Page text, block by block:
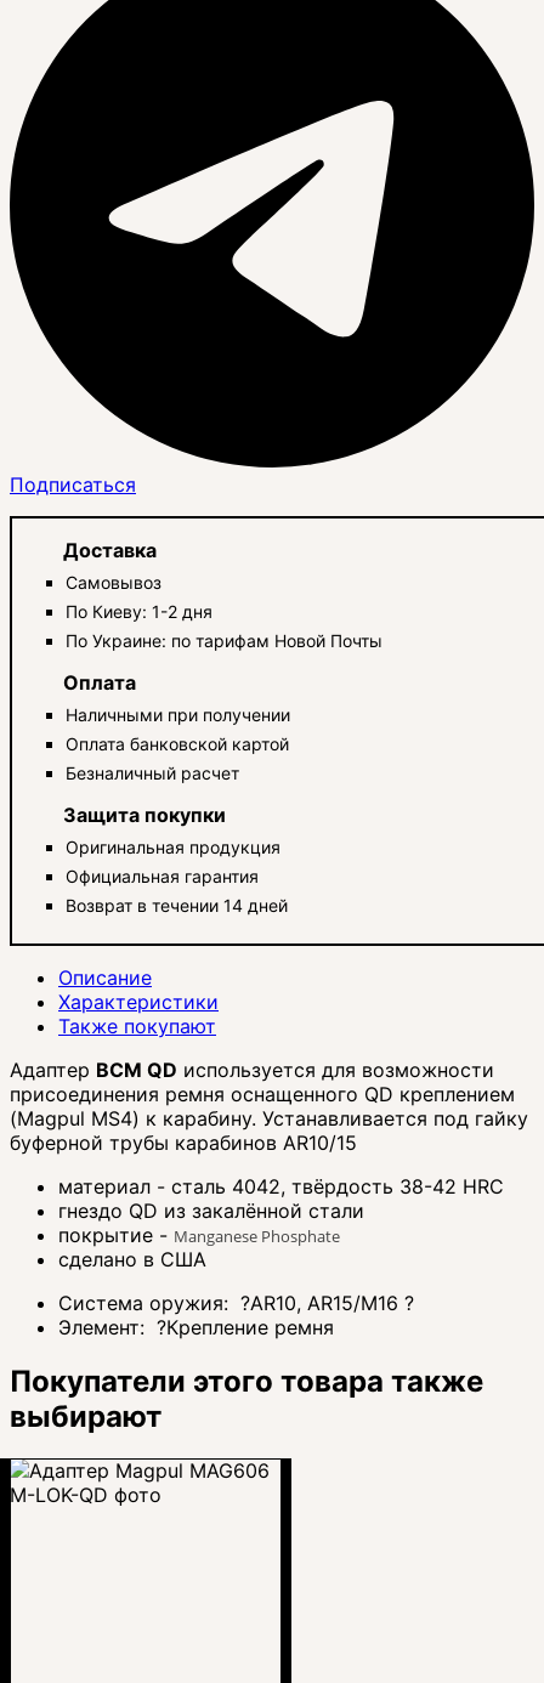
Подписаться
Доставка
Самовывоз
По Киеву: 1-2 дня
По Украине: по тарифам Новой Почты
Оплата
Наличными при получении
Оплата банковской картой
Безналичный расчет
Защита покупки
Оригинальная продукция
Официальная гарантия
Возврат в течении 14 дней
Описание
Характеристики
Также покупают
Адаптер BCM QD используется для возможности
присоединения ремня оснащенного QD креплением
(Magpul MS4) к карабину. Устанавливается под гайку
буферной трубы карабинов AR10/15
материал - сталь 4042, твёрдость 38-42 HRC
гнездо QD из закалённой стали
покрытие - Manganese Phosphate
сделано в США
Система оружия: ?AR10, AR15/M16 ?
Элемент: ?Крепление ремня
Покупатели этого товара также
выбирают